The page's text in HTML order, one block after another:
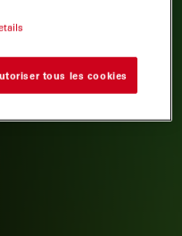
tous les cookies